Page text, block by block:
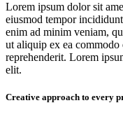
Lorem ipsum dolor sit
eiusmod tempor
enim ad minim veniam,
ut aliquip ex ea
reprehenderit. Lorem
elit.
Creative approach to every